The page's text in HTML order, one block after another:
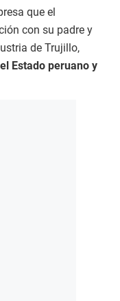
que el
con su padre y
de Trujillo,
Estado peruano y